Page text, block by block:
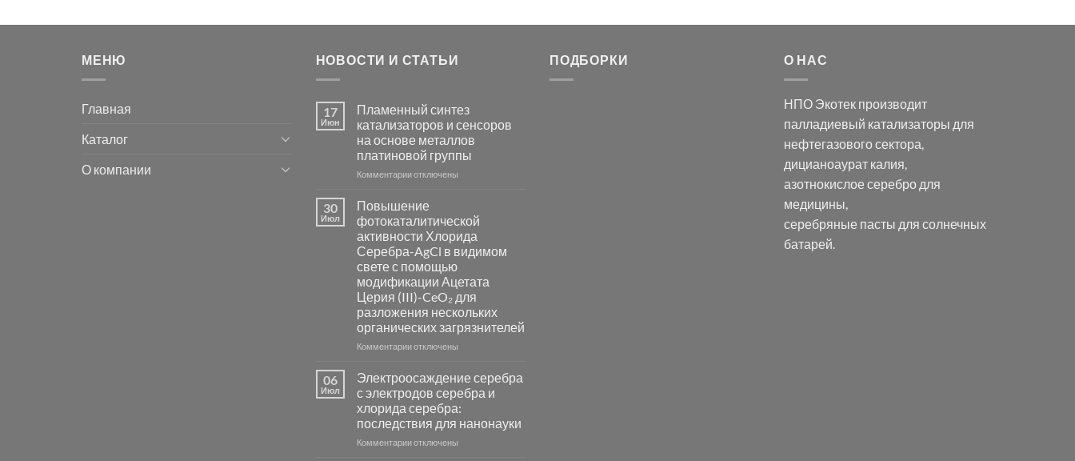
МЕНЮ
Главная
Каталог
О компании
НОВОСТИ И СТАТЬИ
17
Июн
Пламенный синтез
катализаторов и сенсоров
на основе металлов
платиновой группы
Комментариик
синтез
катализаторов
и
сенсоров
на
основе
металлов
платиновой
группы
отключены
30
Июл
Повышение
фотокаталитической
активности Хлорида
Серебра-AgCl в видимом
свете с помощью
модификации Ацетата
Церия (III)-CeO₂ для
разложения нескольких
органических загрязнителей
Комментариик
фотокаталитической
активности
Хлорида
Серебра-
AgCl
отключены
06
Июл
Электроосаждение серебра
с электродов серебра и
хлорида серебра:
последствия для нанонауки
Комментариикотключены
ПОДБОРКИ О НАС
НПО Экотек производит
палладиевый катализаторы для
нефтегазового сектора,
дицианоаурат калия,
азотнокислое серебродля
медицины,
серебряные пасты для солнечных
батарей.